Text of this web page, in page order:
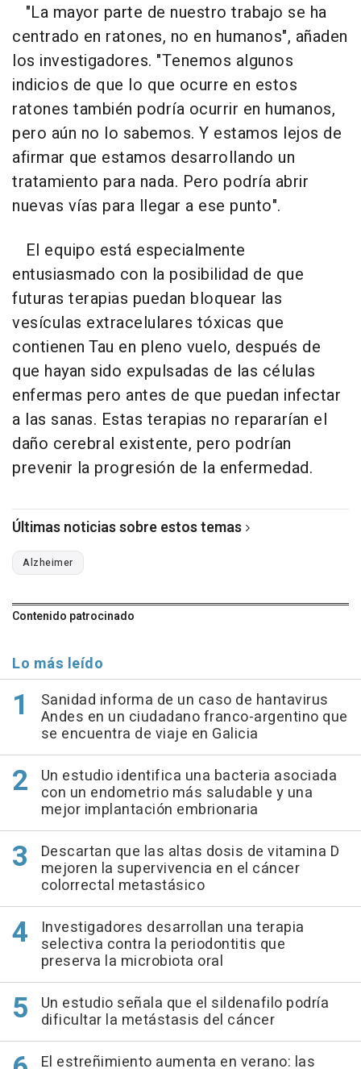
"La mayor parte de nuestro trabajo se ha
centrado en ratones, no en humanos", añaden
los investigadores. "Tenemos algunos
indicios de que lo que ocurre en estos
ratones también podría ocurrir en humanos,
pero aún no lo sabemos. Y estamos lejos de
afirmar que estamos desarrollando un
tratamiento para nada. Pero podría abrir
nuevas vías para llegar a ese punto".
El equipo está especialmente
entusiasmado con la posibilidad de que
futuras terapias puedan bloquear las
vesículas extracelulares tóxicas que
contienen Tau en pleno vuelo, después de
que hayan sido expulsadas de las células
enfermas pero antes de que puedan infectar
a las sanas. Estas terapias no repararían el
daño cerebral existente, pero podrían
prevenir la progresión de la enfermedad.
Últimas noticias sobre estos temas
Alzheimer
Contenido patrocinado
Lo más leído
Sanidad informa de un caso de hantavirus
Andes en un ciudadano franco-argentino que
se encuentra de viaje en Galicia
Un estudio identifica una bacteria asociada
con un endometrio más saludable y una
mejor implantación embrionaria
Descartan que las altas dosis de vitamina D
mejoren la supervivencia en el cáncer
colorrectal metastásico
Investigadores desarrollan una terapia
selectiva contra la periodontitis que
preserva la microbiota oral
Un estudio señala que el sildenafilo podría
dificultar la metástasis del cáncer
El estreñimiento aumenta en verano: las